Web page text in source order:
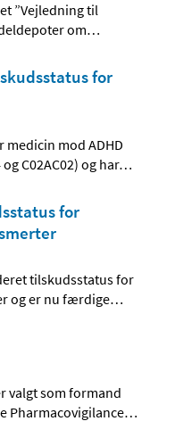
”Vejledning til
om…
for
mod ADHD
C02AC02) og har…
for
tilskudsstatus for
og er nu færdige…
valgt som formand
Pharmacovigilance…